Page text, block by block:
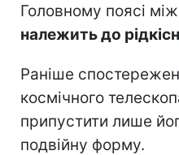
Головному поясі
належить до
Раніше
космічного
припустити лише
подвійну форму.